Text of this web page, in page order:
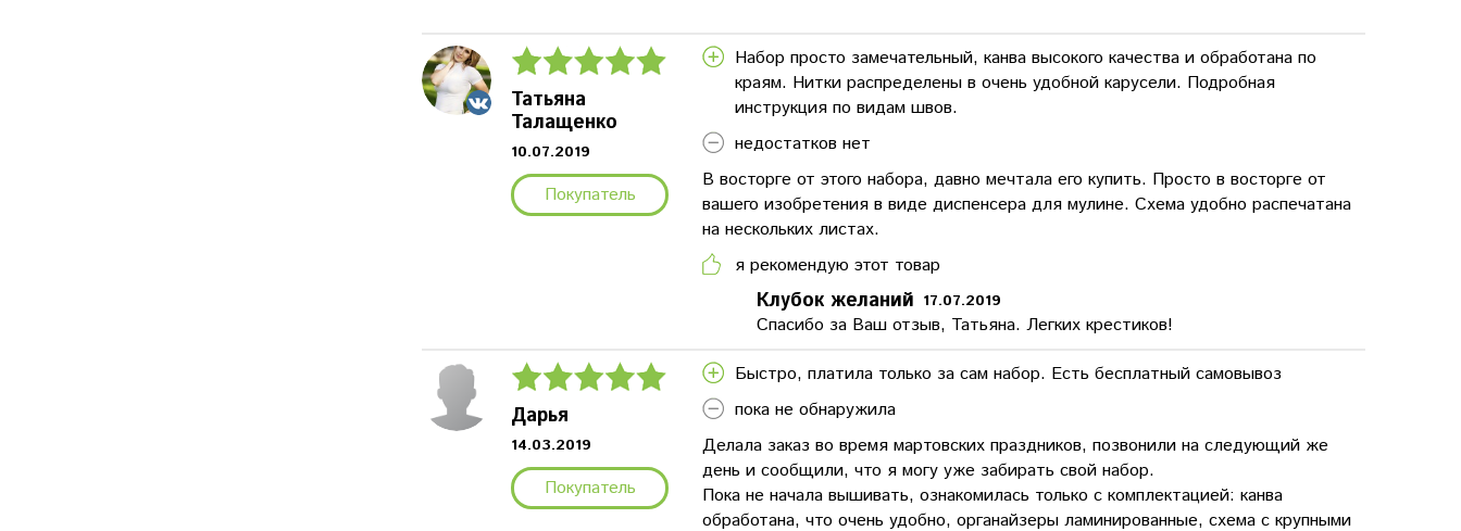
Татьяна
Талащенко
10.07.2019
Покупатель
Набор просто замечательный, канва высокого качества и обработана по
краям. Нитки распределены в очень удобной карусели. Подробная
инструкция по видам швов.
недостатков нет
В восторге от этого набора, давно мечтала его купить. Просто в восторге от
вашего изобретения в виде диспенсера для мулине. Схема удобно распечатана
на нескольких листах.
я рекомендую этот товар
Клубок желаний 17.07.2019
Спасибо за Ваш отзыв, Татьяна. Легких крестиков!
Дарья
14.03.2019
Покупатель
Быстро, платила только за сам набор. Есть бесплатный самовывоз
пока не обнаружила
Делала заказ во время мартовских праздников, позвонили на следующий же
день и сообщили, что я могу уже забирать свой набор.
Пока не начала вышивать, ознакомилась только с комплектацией: канва
обработана, что очень удобно, органайзеры ламинированные, схема с крупными